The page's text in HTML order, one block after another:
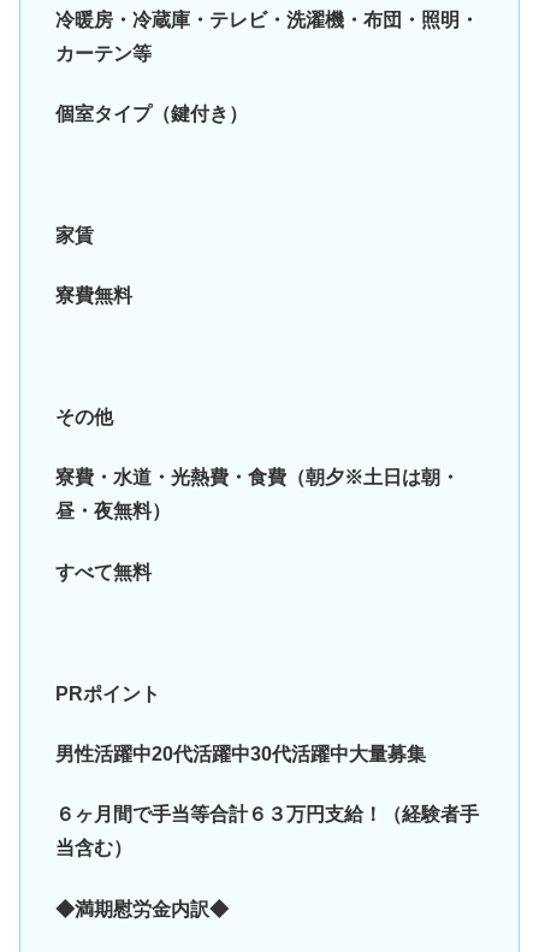
冷暖房・冷蔵庫・テレビ・洗濯機・布団・照明・
カーテン等
個室タイプ（鍵付き）
家賃
寮費無料
その他
寮費・水道・光熱費・食費（朝夕※土日は朝・
昼・夜無料）
すべて無料
PRポイント
男性活躍中20代活躍中30代活躍中大量募集
６ヶ月間で手当等合計６３万円支給！（経験者手
当含む）
◆満期慰労金内訳◆